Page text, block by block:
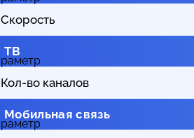
Скорость
ТВ
Кол-во каналов
Мобильная связь